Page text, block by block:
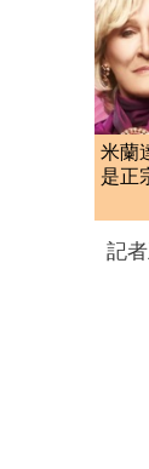
米蘭
是正
記